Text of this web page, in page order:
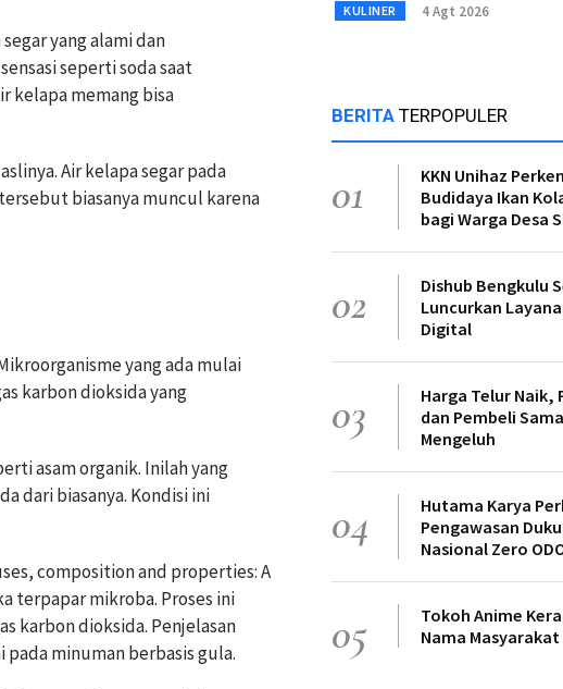
yang alami dan
seperti soda saat
kelapa memang bisa
Air kelapa segar pada
biasanya muncul karena
yang ada mulai
karbon dioksida yang
asam organik. Inilah yang
dari biasanya. Kondisi ini
composition and properties: A
terpapar mikroba. Proses ini
karbon dioksida. Penjelasan
minuman berbasis gula.
KULINER 4 Agt 2026
BERITA TERPOPULER
01
KKN Unihaz
Budidaya Ikan
bagi Warga Desa
02
Dishub Bengkulu
Luncurkan
Digital
03
Harga Telur Naik,
dan Pembeli
Mengeluh
04
Hutama Karya
Pengawasan
Nasional Zero
05
Tokoh Anime
Nama